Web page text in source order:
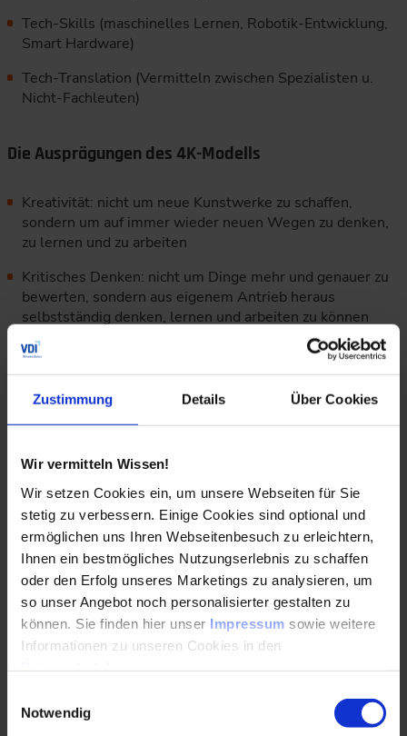
Zustimmung Details Über Cookies
Wir vermitteln Wissen!
Wir setzen Cookies ein, um unsere Webseiten für Sie
stetig zu verbessern. Einige Cookies sind optional und
ermöglichen uns Ihren Webseitenbesuch zu erleichtern,
Ihnen ein bestmögliches Nutzungserlebnis zu schaffen
oder den Erfolg unseres Marketings zu analysieren, um
so unser Angebot noch personalisierter gestalten zu
können. Sie finden hier unser Impressum sowie weitere
Informationen zu unseren Cookies in den
Notwendig
Tech-Skills (maschinelles Lernen, Robotik-Entwicklung,
Smart Hardware)
Tech-Translation (Vermitteln zwischen Spezialisten u.
Nicht-Fachleuten)
Die Ausprägungen des 4K-Modells
Kreativität: nicht um neue Kunstwerke zu schaffen,
sondern um auf immer wieder neuen Wegen zu denken,
zu lernen und zu arbeiten
Kritisches Denken: nicht um Dinge mehr und genauer zu
bewerten, sondern aus eigenem Antrieb heraus
selbstständig denken, lernen und arbeiten zu können
Kollaboration: nicht um noch besser selbstständige
Arbeitsschritte in der Organisation miteinander zu
verzahnen, sondern um gemeinsam mit anderen im
Gruppenprozess denken, lernen und arbeiten zu können
und besser die mobilen Endgeräte zu bedienen, sondern
um eigenes Denken, Lernen und Arbeiten mit höherem
Gewinn (mit-)teilen zu können
Die Konsequenzen der Automatisierung
Da alle Abläufe, die automatisierbar sind, automatisiert
werden, werden unpersönliche Jobs, die also keine
persönliche Anwesenheit erfordern, verlagert (Offshoring).
Auf die nicht automatisierbaren Beschäftigungen und
müssen die Lernenden vorbereitet werden. In Zukunft
werden nicht automatisierbare Arbeiten benötigt, die eine